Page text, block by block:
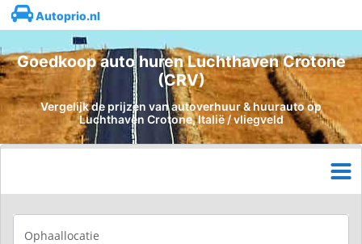
Autoprio.nl
Goedkoop auto huren Luchthaven Crotone
(CRV)
Vergelijk de prijzen van autoverhuur & huurauto op
Luchthaven Crotone, Italië / vliegveld
Ophaallocatie